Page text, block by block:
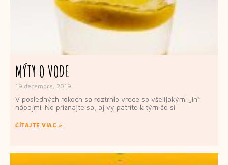
MÝTY O VODE
19 decembra, 2019
V posledných rokoch sa roztrhlo vrece so všelijakými „in“
nápojmi. No priznajte sa, aj vy patríte k tým čo si
ČÍTAJTE VIAC »